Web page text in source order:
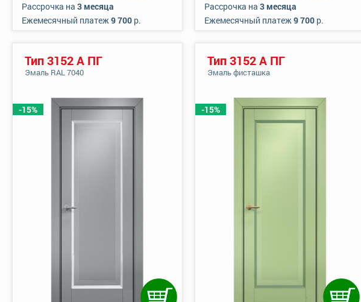
Рассрочка на 3 месяца
Ежемесячный платеж9 700 р.
Рассрочка на 3 месяца
Ежемесячный платеж9 700 р.
-15%
Тип 3152 А ПГ
Эмаль RAL 7040
-15%
Тип 3152 А ПГ
Эмаль фисташка